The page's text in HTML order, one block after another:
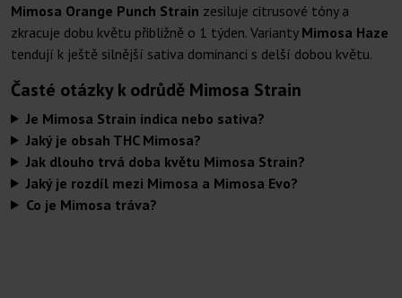
Mimosa Orange Punch Strain zesiluje citrusové tóny a
zkracuje dobu květu přibližně o 1 týden. Varianty Mimosa Haze
tendují k ještě silnější sativa dominanci s delší dobou květu.
Časté otázky k odrůdě Mimosa Strain
Je Mimosa Strain indica nebo sativa?
Jaký je obsah THC Mimosa?
Jak dlouho trvá doba květu Mimosa Strain?
Jaký je rozdíl mezi Mimosa a Mimosa Evo?
Co je Mimosa tráva?